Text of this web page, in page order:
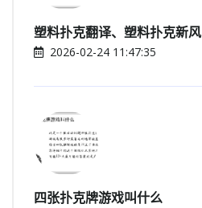
塑料扑克翻译、塑料扑克新
2026-02-24 11:47:35
四张扑克牌游戏叫什么